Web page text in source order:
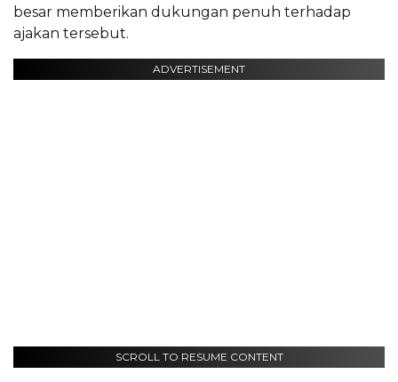
besar memberikan dukungan penuh terhadap
ajakan tersebut.
ADVERTISEMENT
SCROLL TO RESUME CONTENT